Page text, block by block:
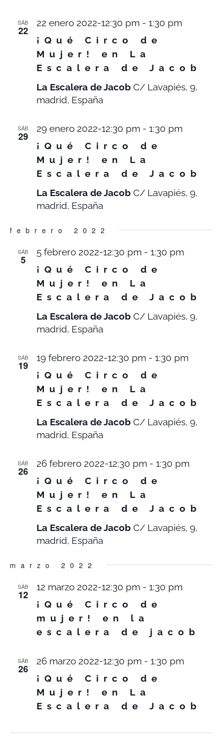
SÁB
22
¡Qué Circo de
Mujer! en La
Escalera de Jacob
22 enero 2022-12:30 pm- 1:30 pm
La Escalera de Jacob C/ Lavapiés, 9,
madrid, España
SÁB
29
¡Qué Circo de
Mujer! en La
Escalera de Jacob
29 enero 2022-12:30 pm- 1:30 pm
La Escalera de Jacob C/ Lavapiés, 9,
madrid, España
febrero 2022
SÁB
5
¡Qué Circo de
Mujer! en La
Escalera de Jacob
5 febrero 2022-12:30 pm- 1:30 pm
La Escalera de Jacob C/ Lavapiés, 9,
madrid, España
SÁB
19
¡Qué Circo de
Mujer! en La
Escalera de Jacob
19 febrero 2022-12:30 pm- 1:30 pm
La Escalera de Jacob C/ Lavapiés, 9,
madrid, España
SÁB
26
¡Qué Circo de
Mujer! en La
Escalera de Jacob
26 febrero 2022-12:30 pm- 1:30 pm
La Escalera de Jacob C/ Lavapiés, 9,
madrid, España
marzo 2022
SÁB
12
¡Qué Circo de
mujer! en la
escalera de jacob
12 marzo 2022-12:30 pm- 1:30 pm
SÁB
26
¡Qué Circo de
Mujer! en La
Escalera de Jacob
26 marzo 2022-12:30 pm- 1:30 pm